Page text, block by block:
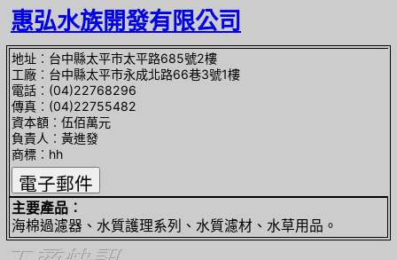
惠弘水族開發有限公司
地址︰台中縣太平市太平路685號2樓
工廠︰台中縣太平市永成北路66巷3號1樓
電話︰(04)22768296
傳真︰(04)22755482
資本額︰伍佰萬元
負責人︰黃進發
商標︰hh
主要產品︰
海棉過濾器、水質護理系列、水質濾材、水草用品。